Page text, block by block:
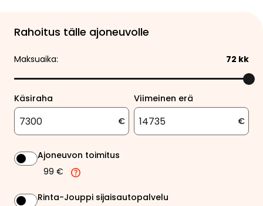
Rahoitus tälle ajoneuvolle
Maksuaika: 72 kk
Käsiraha
€
Viimeinen erä
€
Ajoneuvon toimitus
99 €
Rinta-Jouppi sijaisautopalvelu